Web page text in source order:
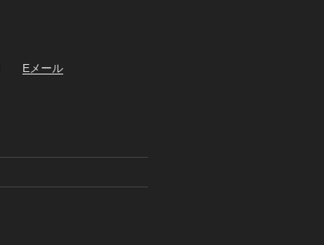
Eメール